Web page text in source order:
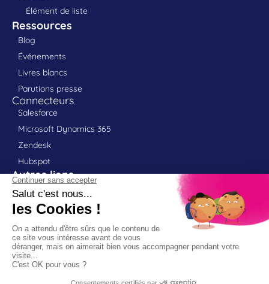
Élément de liste
Ressources
Blog
Événements
Livres blancs
Parutions presse
Connecteurs
Salesforce
Microsoft Dynamics 365
Zendesk
Hubspot
Autres liens
Contact
Portail client
Support
Partenaires
Politique RGPD